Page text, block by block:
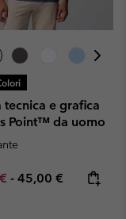
tecnica e grafica
Point™ da uomo
sale price:
- Maximum price:
45,00 €